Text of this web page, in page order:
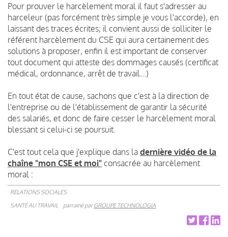
Pour prouver le harcèlement moral il faut s'adresser au
harceleur (pas forcément très simple je vous l'accorde), en
laissant des traces écrites; il convient aussi de solliciter le
référent harcèlement du CSE qui aura certainement des
solutions à proposer, enfin il est important de conserver
tout document qui atteste des dommages causés (certificat
médical, ordonnance, arrêt de travail...)
En tout état de cause, sachons que c'est à la direction de
l'entreprise ou de l'établissement de garantir la sécurité
des salariés, et donc de faire cesser le harcèlement moral
blessant si celui-ci se poursuit.
C'est tout cela que j'explique dans la dernière vidéo de la
chaîne "mon CSE et moi" consacrée au harcèlement
moral :
RELATIONS SOCIALES
SANTÉ AU TRAVAIL
parrainé parGROUPE TECHNOLOGIA